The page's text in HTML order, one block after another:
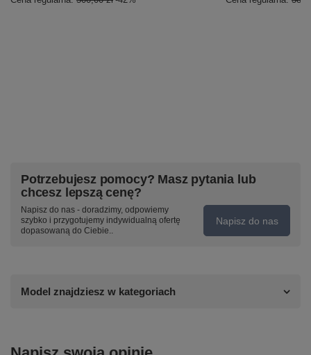
Potrzebujesz pomocy? Masz pytania lub
chcesz lepszą cenę?
Napisz do nas - doradzimy, odpowiemy
szybko i przygotujemy indywidualną ofertę
dopasowaną do Ciebie..
Napisz do nas
Model znajdziesz w kategoriach